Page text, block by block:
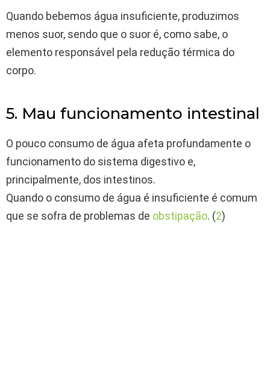
Quando bebemos água insuficiente, produzimos
menos suor, sendo que o suor é, como sabe, o
elemento responsável pela redução térmica do
corpo.
5. Mau funcionamento intestinal
O pouco consumo de água afeta profundamente o
funcionamento do sistema digestivo e,
principalmente, dos intestinos.
Quando o consumo de água é insuficiente é comum
que se sofra de problemas de obstipação. (2)